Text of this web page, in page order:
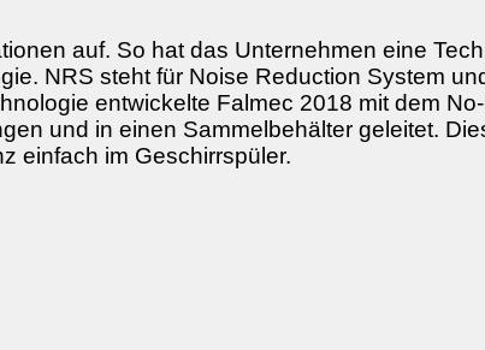
auf. So hat das Unternehmen eine
NRS steht für Noise Reduction System
entwickelte Falmec 2018 mit dem
und in einen Sammelbehälter geleitet.
einfach im Geschirrspüler.